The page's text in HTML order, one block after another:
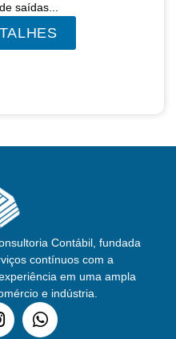
saídas...
Contábil, fundada
contínuos com a
em uma ampla
e indústria.